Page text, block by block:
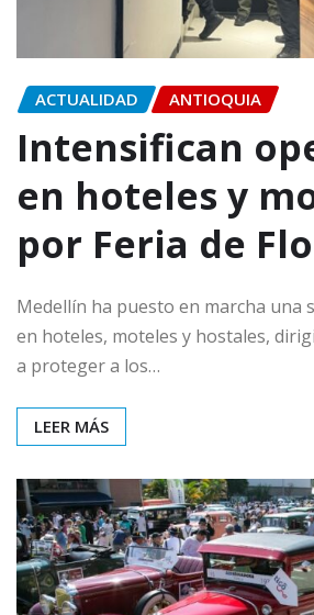
ACTUALIDAD ANTIOQUIA
Intensifican
en hoteles y
por Feria de
Medellín ha puesto en marcha una
en hoteles, moteles y hostales,
a proteger a los…
LEER MÁS